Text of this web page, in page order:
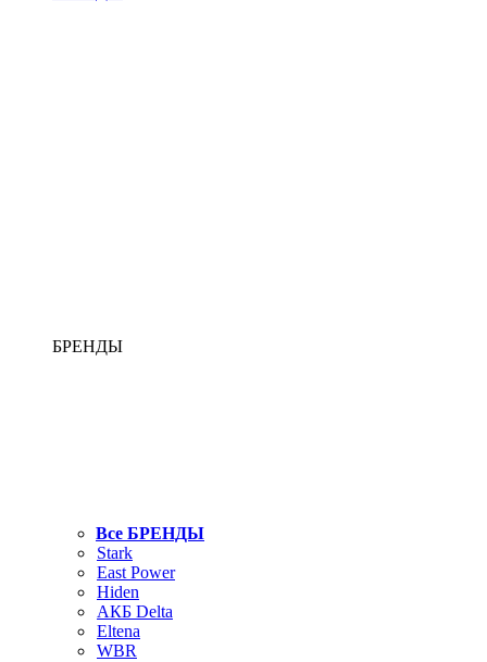
БРЕНДЫ
Все БРЕНДЫ
Stark
East Power
Hiden
АКБ Delta
Eltena
WBR